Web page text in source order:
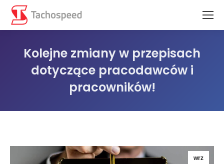
Kolejne zmiany w przepisach
dotyczące pracodawców i
pracowników!
wrz